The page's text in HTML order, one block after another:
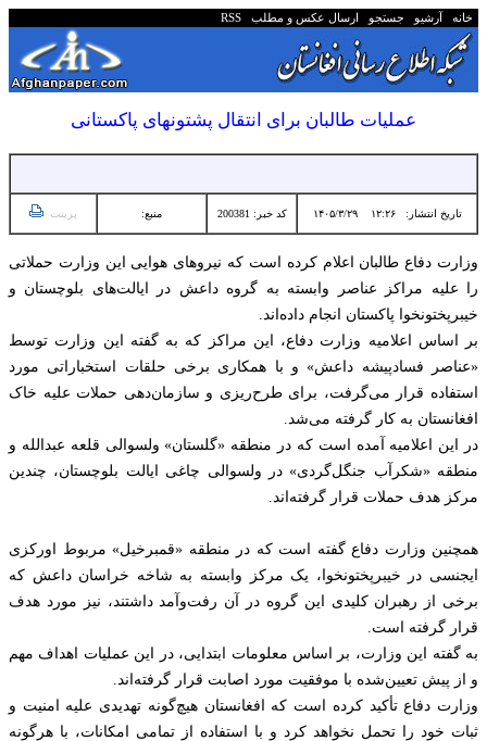
خانه آرشیو جستجو ارسال عکس و مطلب RSS
عملیات طالبان برای انتقال پشتونهای پاکستانی
تاریخ انتشار:۱۲:۲۶ ۱۴۰۵/۳/۲۹ کد خبر: 200381 منبع: پرینت
وزارت دفاع طالبان اعلام کرده است که نیروهای هوایی این وزارت حملاتی
را علیه مراکز عناصر وابسته به گروه داعش در ایالت‌های بلوچستان و
خیبرپختونخوا پاکستان انجام داده‌اند.
بر اساس اعلامیه وزارت دفاع، این مراکز که به گفته این وزارت توسط
«عناصر فسادپیشه داعش» و با همکاری برخی حلقات استخباراتی مورد
استفاده قرار می‌گرفت، برای طرح‌ریزی و سازمان‌دهی حملات علیه خاک
افغانستان به کار گرفته می‌شد.
در این اعلامیه آمده است که در منطقه «گلستان» ولسوالی قلعه عبدالله و
منطقه «شکرآب جنگل‌گردی» در ولسوالی چاغی ایالت بلوچستان، چندین
مرکز هدف حملات قرار گرفته‌اند.
همچنین وزارت دفاع گفته است که در منطقه «قمبرخیل» مربوط اورکزی
ایجنسی در خیبرپختونخوا، یک مرکز وابسته به شاخه خراسان داعش که
برخی از رهبران کلیدی این گروه در آن رفت‌وآمد داشتند، نیز مورد هدف
قرار گرفته است.
به گفته این وزارت، بر اساس معلومات ابتدایی، در این عملیات اهداف مهم
و از پیش تعیین‌شده با موفقیت مورد اصابت قرار گرفته‌اند.
وزارت دفاع تأکید کرده است که افغانستان هیچ‌گونه تهدیدی علیه امنیت و
ثبات خود را تحمل نخواهد کرد و با استفاده از تمامی امکانات، با هرگونه